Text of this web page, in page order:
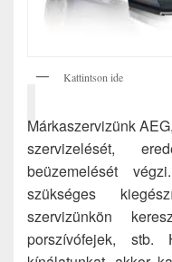
Kattintson ide
Márkaszervizünk
szervizelését,
beüzemelését
szükséges
szervizünkön
porszívófejek, stb.